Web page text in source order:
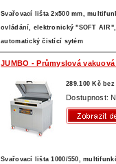
Svařovací lišta 2x500 mm,
ovládání, elektronický "SOFT AIR",
automatický čistící sytém
JUMBO - Průmyslová
289.100 Kč bez
Dostupnost:
Svařovací lišta 1000/550,